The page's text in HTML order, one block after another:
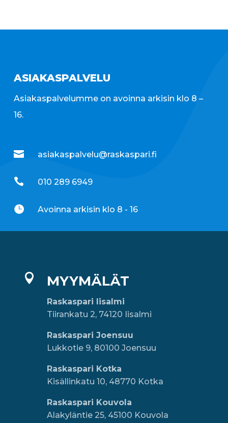
ASIAKASPALVELU
Asiakaspalvelumme on avoinna arkisin klo 8 –
16.
 asiakaspalvelu@raskaspari.fi
 010 289 6949
 Avoinna arkisin klo 8 - 16
 MYYMÄLÄT
Raskaspari Iisalmi
Tiirankatu 2, 74120 Iisalmi
Raskaspari Joensuu
Lukkotie 9, 80100 Joensuu
Raskaspari Kotka
Kisällinkatu 10, 48770 Kotka
Raskaspari Kouvola
Alakyläntie 25, 45100 Kouvola